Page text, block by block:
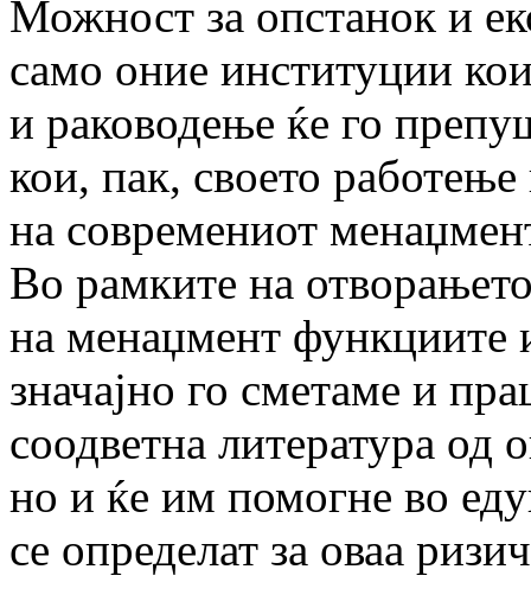
Можност за опстанок и
само оние институции
и раководење ќе го
кои, пак, своето
на современиот
Во рамките на
на менаџмент функциите
значајно го сметаме и
соодветна литература од
но и ќе им помогне во
се определат за оваа